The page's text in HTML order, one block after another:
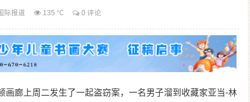
际报道 135 ℃ 0 评论
廊上周二发生了一起盗窃案，一名男子溜到收藏家亚当-林